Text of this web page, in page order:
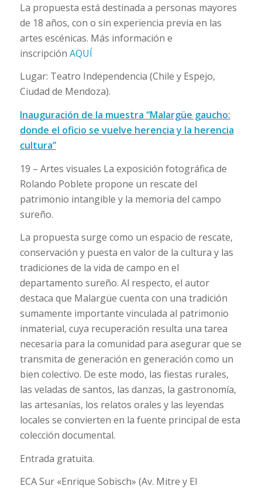
La propuesta está destinada a personas mayores
de 18 años, con o sin experiencia previa en las
artes escénicas. Más información e
inscripción AQUÍ
Lugar: Teatro Independencia (Chile y Espejo,
Ciudad de Mendoza).
Inauguración de la muestra “Malargüe gaucho:
donde el oficio se vuelve herencia y la herencia
cultura”
19 – Artes visuales La exposición fotográfica de
Rolando Poblete propone un rescate del
patrimonio intangible y la memoria del campo
sureño.
La propuesta surge como un espacio de rescate,
conservación y puesta en valor de la cultura y las
tradiciones de la vida de campo en el
departamento sureño. Al respecto, el autor
destaca que Malargüe cuenta con una tradición
sumamente importante vinculada al patrimonio
inmaterial, cuya recuperación resulta una tarea
necesaria para la comunidad para asegurar que se
transmita de generación en generación como un
bien colectivo. De este modo, las fiestas rurales,
las veladas de santos, las danzas, la gastronomía,
las artesanías, los relatos orales y las leyendas
locales se convierten en la fuente principal de esta
colección documental.
Entrada gratuita.
ECA Sur «Enrique Sobisch» (Av. Mitre y El